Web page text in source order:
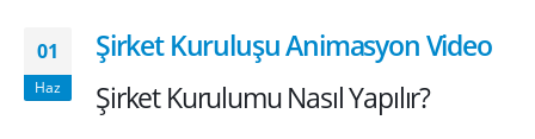
01
Haz
Şirket Kuruluşu Animasyon Video
Şirket Kurulumu Nasıl Yapılır?